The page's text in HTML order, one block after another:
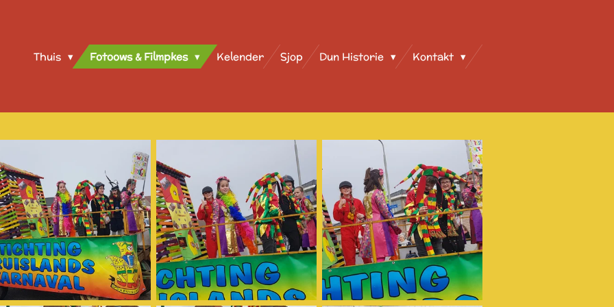
Thuis Fotoows & Filmpkes Kelender Sjop Dun Historie Kontakt